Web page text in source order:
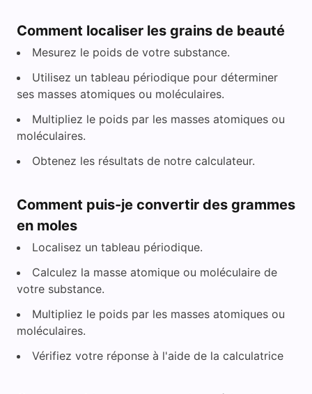
Comment localiser les grains de beauté
Mesurez le poids de votre substance.
Utilisez un tableau périodique pour déterminer
ses masses atomiques ou moléculaires.
Multipliez le poids par les masses atomiques ou
moléculaires.
Obtenez les résultats de notre calculateur.
Comment puis-je convertir des grammes
en moles
Localisez un tableau périodique.
Calculez la masse atomique ou moléculaire de
votre substance.
Multipliez le poids par les masses atomiques ou
moléculaires.
Vérifiez votre réponse à l'aide de la calculatrice